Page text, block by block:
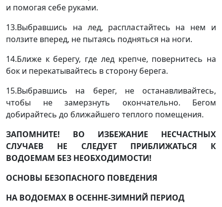
и помогая себе руками.
13.Выбравшись на лед, распластайтесь на нем и
ползите вперед, не пытаясь подняться на ноги.
14.Ближе к берегу, где лед крепче, повернитесь на
бок и перекатывайтесь в сторону берега.
15.Выбравшись на берег, не останавливайтесь,
чтобы не замерзнуть окончательно. Бегом
добирайтесь до ближайшего теплого помещения.
ЗАПОМНИТЕ! ВО ИЗБЕЖАНИЕ НЕСЧАСТНЫХ
СЛУЧАЕВ НЕ СЛЕДУЕТ ПРИБЛИЖАТЬСЯ К
ВОДОЕМАМ БЕЗ НЕОБХОДИМОСТИ!
ОСНОВЫ БЕЗОПАСНОГО ПОВЕДЕНИЯ
НА ВОДОЕМАХ В ОСЕННЕ-ЗИМНИЙ ПЕРИОД